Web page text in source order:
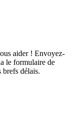
aider ! Envoyez-
le formulaire de
brefs délais.